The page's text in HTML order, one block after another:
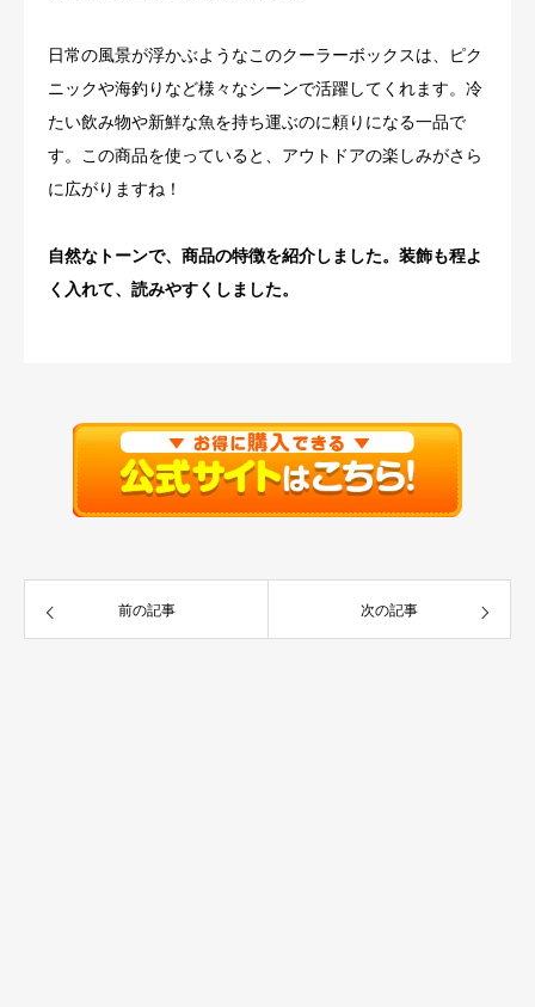
日常の風景が浮かぶようなこのクーラーボックスは、ピク
ニックや海釣りなど様々なシーンで活躍してくれます。冷
たい飲み物や新鮮な魚を持ち運ぶのに頼りになる一品で
す。この商品を使っていると、アウトドアの楽しみがさら
に広がりますね！
自然なトーンで、商品の特徴を紹介しました。装飾も程よ
く入れて、読みやすくしました。
前の記事 次の記事